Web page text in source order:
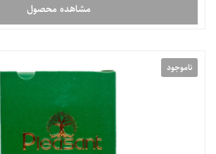
مشاهده محصول
ناموجود